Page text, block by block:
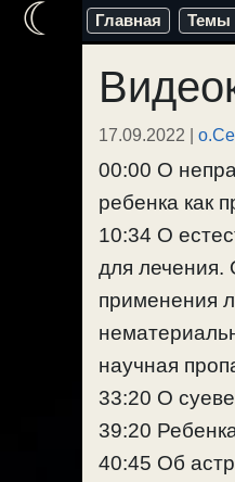
Перейти
содержимому
Главная Темы
17.09.2022 |
00:00 О
ребенка как
10:34 О
для лечения.
применения
научная
33:20 О
39:20
40:45 Об
☾